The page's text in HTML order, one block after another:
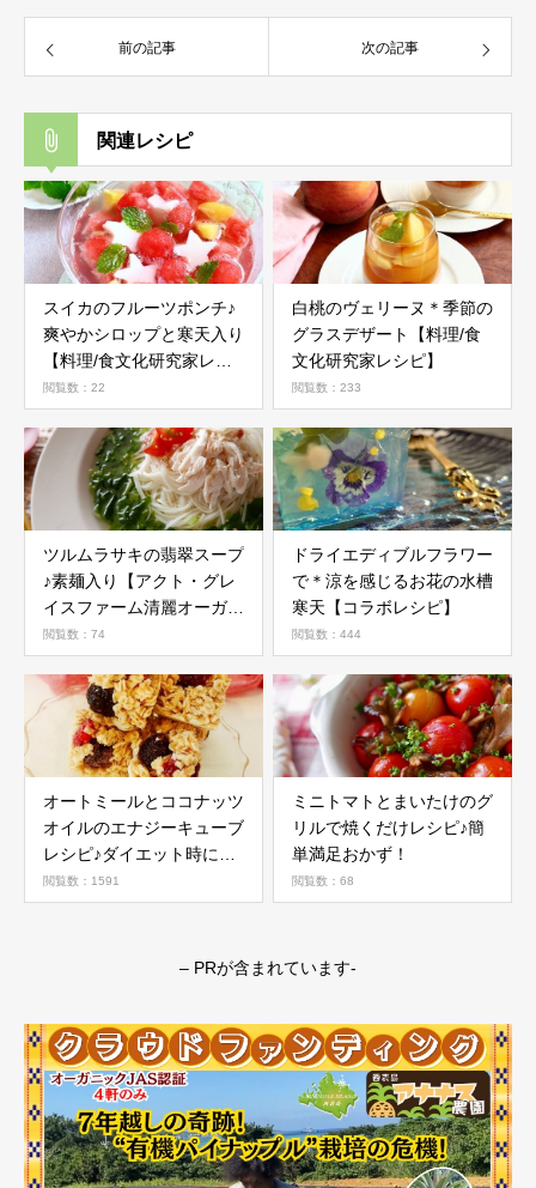
前の記事 次の記事
関連レシピ
スイカのフルーツポンチ♪
爽やかシロップと寒天入り
【料理/食文化研究家レシ
ピ】
閲覧数：22
白桃のヴェリーヌ＊季節の
グラスデザート【料理/食
文化研究家レシピ】
閲覧数：233
ツルムラサキの翡翠スープ
♪素麺入り【アクト・グレ
イスファーム清麗オーガニ
ック野菜活用レシピ】
閲覧数：74
ドライエディブルフラワー
で＊涼を感じるお花の水槽
寒天【コラボレシピ】
閲覧数：444
オートミールとココナッツ
オイルのエナジーキューブ
レシピ♪ダイエット時にお
すすめ
閲覧数：1591
ミニトマトとまいたけのグ
リルで焼くだけレシピ♪簡
単満足おかず！
閲覧数：68
– PRが含まれています-